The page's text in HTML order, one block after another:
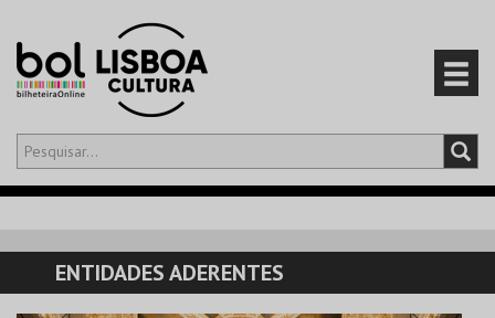
Olá,iniciar sessão
CARRINHO
EVENTOS
ENTIDADES ADERENTES